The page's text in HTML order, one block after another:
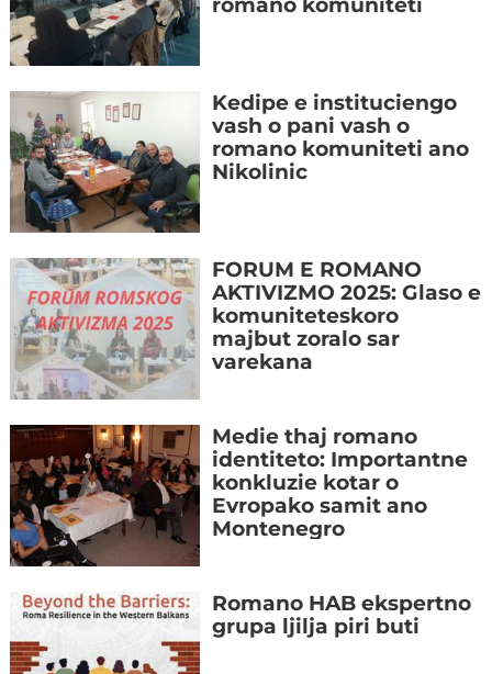
Kedipe e instituciengo
vash o pani vash o
romano komuniteti ano
Nikolinic
FORUM E ROMANO
AKTIVIZMO 2025: Glaso e
komuniteteskoro
majbut zoralo sar
varekana
Medie thaj romano
identiteto: Importantne
konkluzie kotar o
Evropako samit ano
Montenegro
Romano HAB ekspertno
grupa ljilja piri buti